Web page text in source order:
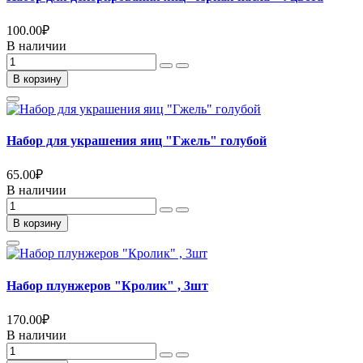
100.00₽
В наличии
В корзину
Набор для украшения яиц "Гжель" голубой
65.00₽
В наличии
В корзину
Набор плунжеров "Кролик" , 3шт
170.00₽
В наличии